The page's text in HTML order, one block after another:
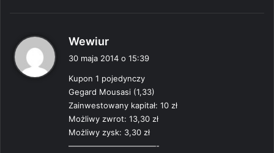
Wewiur
z
e
:
30 maja 2014 o 15:39
Kupon 1 pojedynczy
Gegard Mousasi (1,33)
Zainwestowany kapitał: 10 zł
Możliwy zwrot: 13,30 zł
Możliwy zysk: 3,30 zł
———————————-